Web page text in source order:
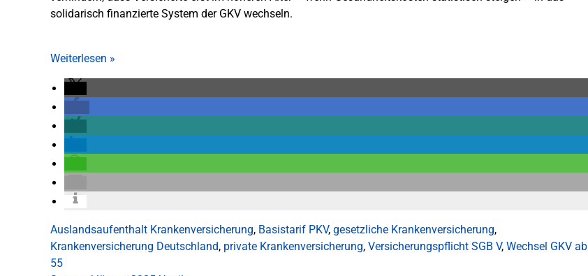
solidarisch finanzierte System der GKV wechseln.
Weiterlesen »
Auslandsaufenthalt Krankenversicherung, Basistarif PKV, gesetzliche Krankenversicherung,
Krankenversicherung Deutschland, private Krankenversicherung, Versicherungspflicht SGB V, Wechsel GKV ab
55